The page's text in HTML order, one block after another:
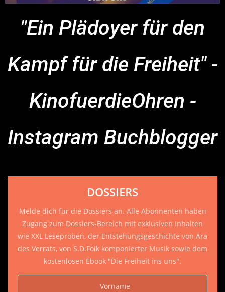
"Ein Plädoyer für den
Kampf für die Freiheit" -
KinofuerdieOhren -
Instagram Buchblogger
DOSSIERS
Melde dich für die Dossiers an. Alle Abonnenten haben
Zugang zum Dossiers-Bereich mit exklusiven Inhalten
wie XXL Leseproben, der Entstehungsgeschichte von Ära
des Verrats, von S.D.Foik komponierter Musik sowie dem
kostenlosen Ebook "Die Freiheit ins uns".